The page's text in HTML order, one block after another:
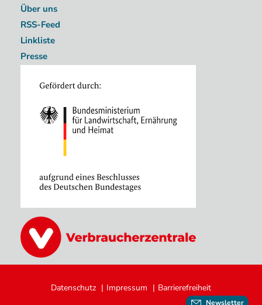
Newsletter
Image
Über uns
RSS-Feed
Linkliste
Presse
FußzeileDatenschutz Impressum Barrierefreiheit